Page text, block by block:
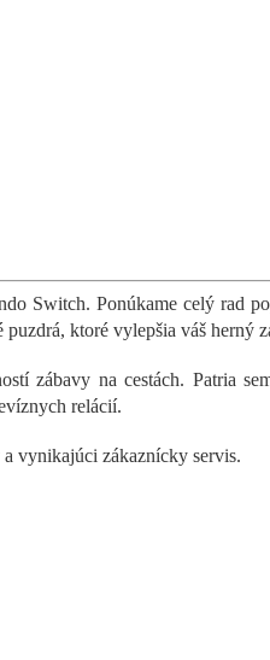
Switch. Ponúkame celý rad
ktoré vylepšia váš herný
zábavy na cestách. Patria
relácií.
vynikajúci zákaznícky servis.